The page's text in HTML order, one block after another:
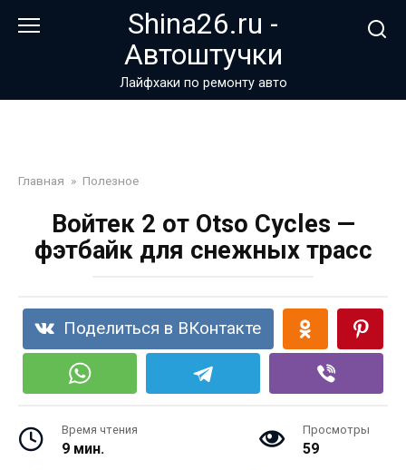
Shina26.ru -
Автоштучки
Лайфхаки по ремонту авто
Главная » Полезное
Войтек 2 от Otso Cycles —
фэтбайк для снежных трасс
Поделиться в ВКонтакте
Время чтения
9 мин.
Просмотры
59